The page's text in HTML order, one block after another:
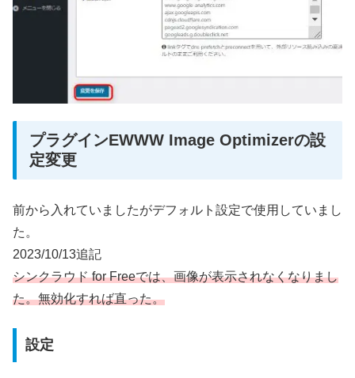
プラグインEWWW Image Optimizerの設
定変更
前から入れていましたがデフォルト設定で使用していまし
た。
2023/10/13追記
シンクラウド for Freeでは、画像が表示されなくなりまし
た。無効化すれば直った。
設定